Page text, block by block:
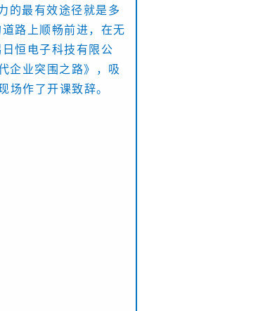
的最有效途径就是多
路上顺畅前进，在无
恒电子科技有限公
企业突围之路》，吸
场作了开课致辞。